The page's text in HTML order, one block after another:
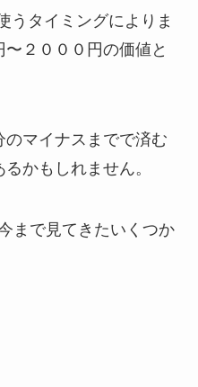
うタイミングによりま
２０００円の価値と
のマイナスまでで済む
かもしれません。
まで見てきたいくつか